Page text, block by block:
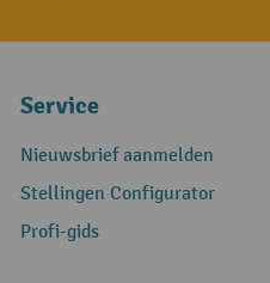
Service
Nieuwsbrief aanmelden
Stellingen Configurator
Profi-gids